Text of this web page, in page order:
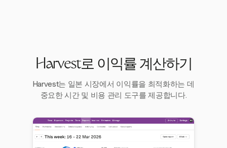
Harvest로 이익률 계산하기
Harvest는 일본 시장에서 이익률을 최적화하는 데
중요한 시간 및 비용 관리 도구를 제공합니다.